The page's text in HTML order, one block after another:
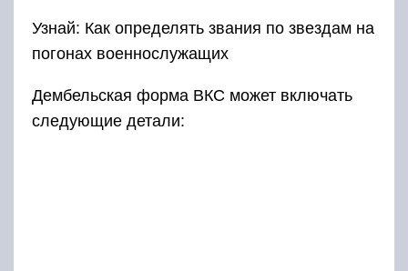
Узнай: Как определять звания по звездам на
погонах военнослужащих
Дембельская форма ВКС может включать
следующие детали: